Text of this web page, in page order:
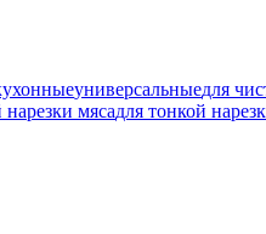
универсальныедля
нарезки мясадля тонкой